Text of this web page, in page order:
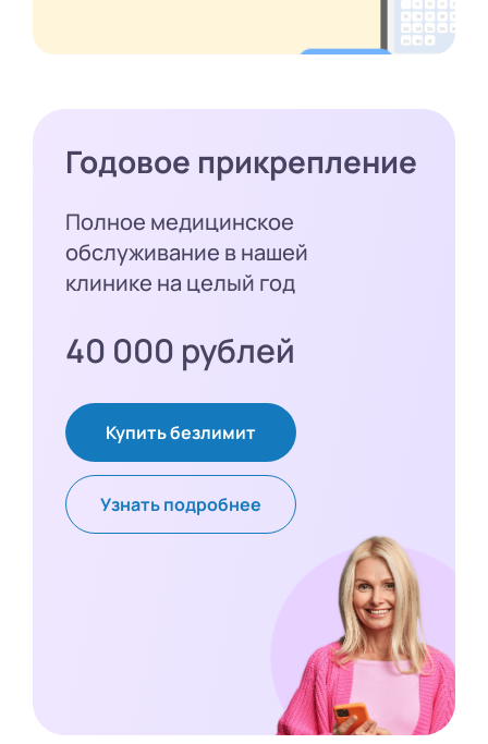
Годовое прикрепление
Полное медицинское
обслуживание в нашей
клинике на целый год
40 000 рублей
Купить безлимит
Узнать подробнее